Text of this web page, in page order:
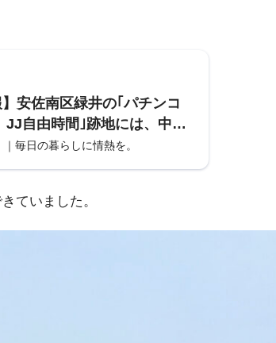
】安佐南区緑井の｢パチンコ
JJ自由時間｣跡地には、中古
取の｢ガリバー｣ができるみ
毎日の暮らしに情熱を。
ていました。